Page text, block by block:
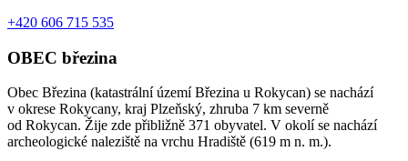
+420 606 715 535
OBEC březina
Obec Březina (katastrální území Březina u Rokycan) se nachází
v okrese Rokycany, kraj Plzeňský, zhruba 7 km severně
od Rokycan. Žije zde přibližně 371 obyvatel. V okolí se nachází
archeologické naleziště na vrchu Hradiště (619 m n. m.).